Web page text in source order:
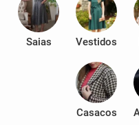
Saias Vestidos
Casacos